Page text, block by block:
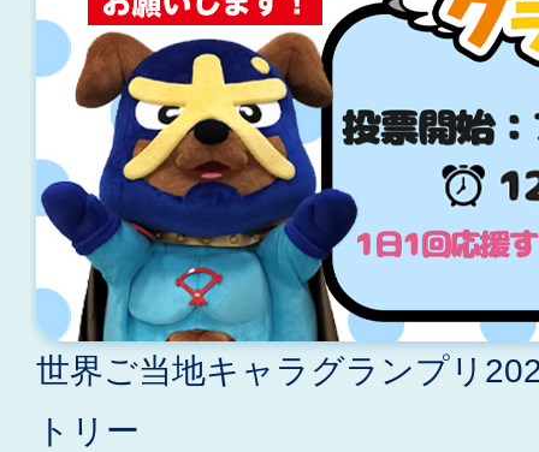
の
ラ
イ
ド
世界ご当地キャラグランプリ
トリー